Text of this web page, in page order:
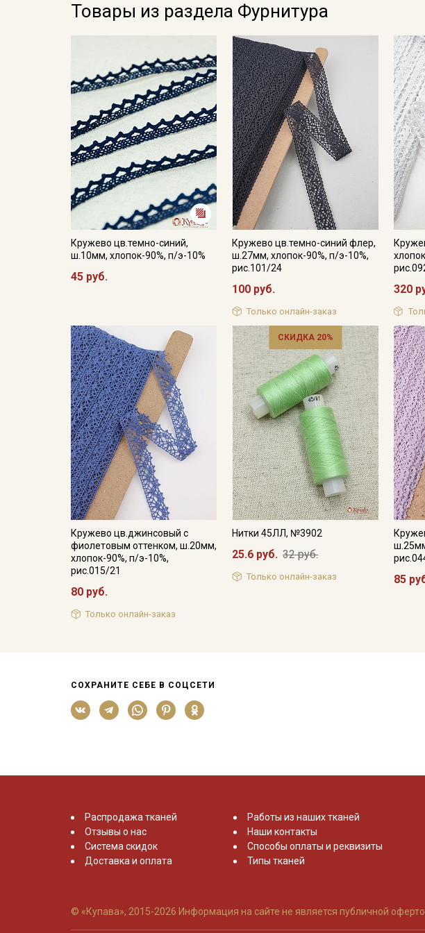
Товары из раздела Фурнитура
Кружево цв.темно-синий,
ш.10мм, хлопок-90%, п/э-10%
45 руб.
Кружево цв.темно-синий флер,
ш.27мм, хлопок-90%, п/э-10%,
рис.101/24
100 руб.
Только онлайн-заказ
320
Кружево цв.джинсовый с
фиолетовым оттенком, ш.20мм,
хлопок-90%, п/э-10%,
рис.015/21
80 руб.
Только онлайн-заказ
СКИДКА 20%
Нитки 45ЛЛ, №3902
25.6 руб. 32 руб.
Только онлайн-заказ 85
СОХРАНИТЕ СЕБЕ В СОЦСЕТИ
Распродажа тканей
Отзывы о нас
Система скидок
Доставка и оплата
Работы из наших тканей
Наши контакты
Способы оплаты и реквизиты
Типы тканей
© «Купава», 2015-2026 Информация на сайте не является публичной
Ознакомлен(а) с
данных
и даю
данных
ДаюСогласие